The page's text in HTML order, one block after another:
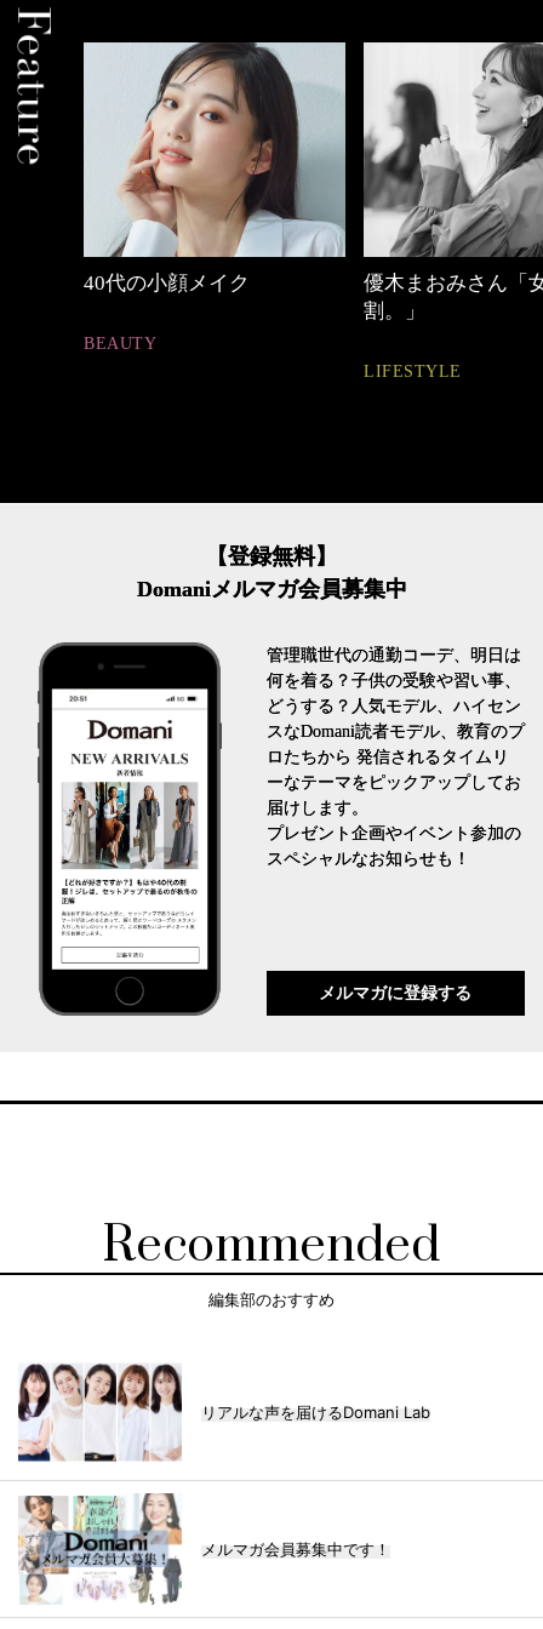
優木まおみさん「女の時間
心地よく
FASHION
【登録無料】
Domaniメルマガ会員募集中
管理職世代の通勤コーデ、明日は
何を着る？子供の受験や習い事、
どうする？人気モデル、ハイセン
スなDomani読者モデル、教育のプ
ロたちから 発信されるタイムリ
ーなテーマをピックアップしてお
届けします。
プレゼント企画やイベント参加の
スペシャルなお知らせも！
メルマガに登録する
Recommended
編集部のおすすめ
リアルな声を届けるDomani Lab
メルマガ会員募集中です！